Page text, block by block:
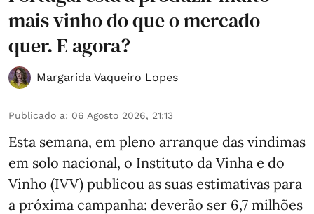
mais vinho do que o mercado
quer. E agora?
Margarida Vaqueiro Lopes
Publicado a: 06 Agosto 2026, 21:13
Esta semana, em pleno arranque das vindimas
em solo nacional, o Instituto da Vinha e do
Vinho (IVV) publicou as suas estimativas para
a próxima campanha: deverão ser 6,7 milhões